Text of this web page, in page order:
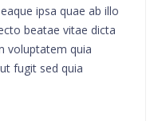
ipsa quae ab illo
beatae vitae dicta
voluptatem quia
fugit sed quia